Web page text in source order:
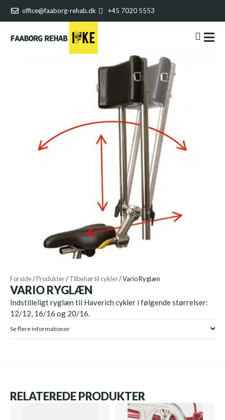
office@faaborg-rehab.dk +45 7020 5553
Forside/Produkter/Tilbehør til cykler/Vario Ryglæn
VARIO RYGLÆN
Indstilleligt ryglæn til Haverich cykler i følgende størrelser:
12/12, 16/16 og 20/16.
Se flere informationer
RELATEREDE PRODUKTER